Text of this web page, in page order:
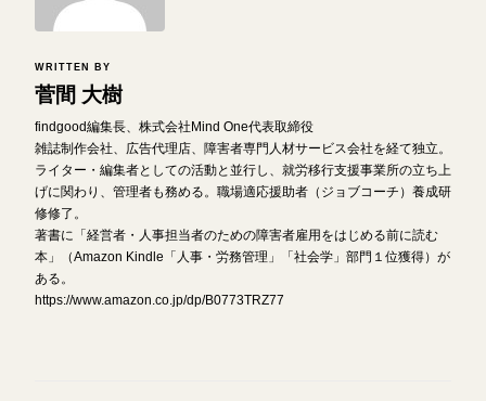
WRITTEN BY
菅間 大樹
findgood編集長、株式会社Mind One代表取締役
雑誌制作会社、広告代理店、障害者専門人材サービス会社を経て独立。
ライター・編集者としての活動と並行し、就労移行支援事業所の立ち上
げに関わり、管理者も務める。職場適応援助者（ジョブコーチ）養成研
修修了。
著書に「経営者・人事担当者のための障害者雇用をはじめる前に読む
本」（Amazon Kindle「人事・労務管理」「社会学」部門１位獲得）が
ある。
https://www.amazon.co.jp/dp/B0773TRZ77